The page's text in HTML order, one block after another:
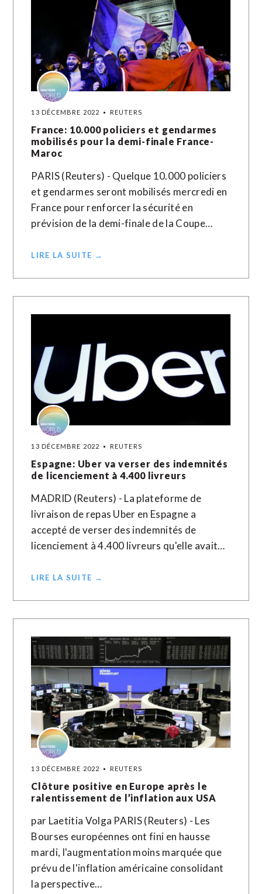
13 DÉCEMBRE 2022 REUTERS
France: 10.000 policiers et gendarmes
mobilisés pour la demi-finale France-
Maroc
PARIS (Reuters) - Quelque 10.000 policiers
et gendarmes seront mobilisés mercredi en
France pour renforcer la sécurité en
prévision de la demi-finale de la Coupe…
LIRE LA SUITE →
13 DÉCEMBRE 2022 REUTERS
Espagne: Uber va verser des indemnités
de licenciement à 4.400 livreurs
MADRID (Reuters) - La plateforme de
livraison de repas Uber en Espagne a
accepté de verser des indemnités de
licenciement à 4.400 livreurs qu'elle avait…
LIRE LA SUITE →
13 DÉCEMBRE 2022 REUTERS
Clôture positive en Europe après le
ralentissement de l’inflation aux USA
par Laetitia Volga PARIS (Reuters) - Les
Bourses européennes ont fini en hausse
mardi, l'augmentation moins marquée que
prévu de l'inflation américaine consolidant
la perspective…